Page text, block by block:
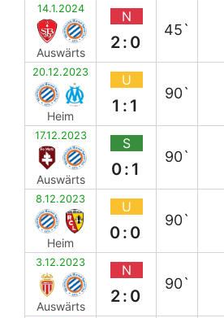
14.1.2024
Auswärts
N
2:0
45`
20.12.2023
Heim
U
1:1
90`
17.12.2023
Auswärts
S
0:1
90`
8.12.2023
Heim
U
0:0
90`
3.12.2023
Auswärts
N
2:0
90`